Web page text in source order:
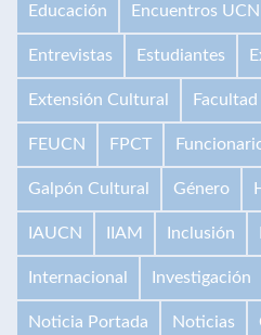
Educación Encuentros UCN
Entrevistas Estudiantes
Extensión Cultural
FEUCN FPCT
Galpón Cultural Género
IAUCN IIAM Inclusión
Internacional Investigación
Noticia Portada Noticias